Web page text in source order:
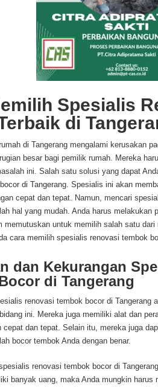
Spesialis
di
di Tangerang mengalami kerusakan
besar bagi pemilik rumah. Mereka
ini. Salah satu solusi yang dapat
di Tangerang. Spesialis ini akan
cepat dan tepat. Namun, mencari
hal yang mudah. Anda harus melakukan
memutuskan untuk memilih salah satu
cara memilih spesialis renovasi tembok
dan Kekurangan
di Tangerang
renovasi tembok bocor di Tangerang
ini. Mereka juga memiliki alat dan
cepat dan tepat. Selain itu, mereka juga
bocor tembok Anda dengan benar.
renovasi tembok bocor di
banyak uang, maka Anda mungkin harus